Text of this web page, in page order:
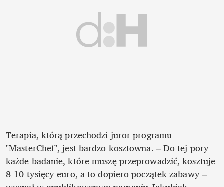
Terapia, którą przechodzi juror programu
"MasterChef", jest bardzo kosztowna. – Do tej pory
każde badanie, które muszę przeprowadzić, kosztuje
8-10 tysięcy euro, a to dopiero początek zabawy –